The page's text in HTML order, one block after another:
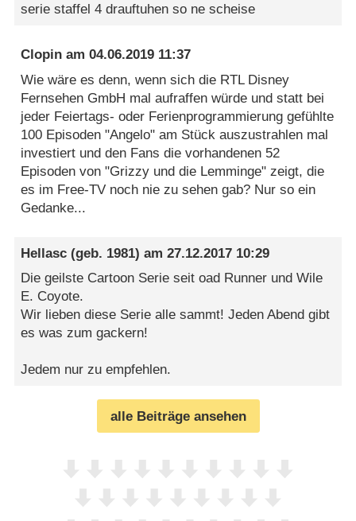
serie staffel 4 drauftuhen so ne scheise
Clopin am04.06.2019 11:37
Wie wäre es denn, wenn sich die RTL Disney
Fernsehen GmbH mal aufraffen würde und statt bei
jeder Feiertags- oder Ferienprogrammierung gefühlte
100 Episoden "Angelo" am Stück auszustrahlen mal
investiert und den Fans die vorhandenen 52
Episoden von "Grizzy und die Lemminge" zeigt, die
es im Free-TV noch nie zu sehen gab? Nur so ein
Gedanke...
Hellasc (geb. 1981) am27.12.2017 10:29
Die geilste Cartoon Serie seit oad Runner und Wile
E. Coyote.
Wir lieben diese Serie alle sammt! Jeden Abend gibt
es was zum gackern!
Jedem nur zu empfehlen.
alle Beiträge ansehen